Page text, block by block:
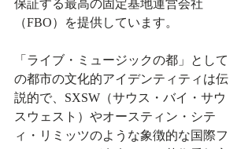
保証する最高の固定基地運営会社
（FBO）を提供しています。
「ライブ・ミュージックの都」として
の都市の文化的アイデンティティは伝
説的で、SXSW（サウス・バイ・サウ
スウェスト）やオースティン・シテ
ィ・リミッツのような象徴的な国際フ